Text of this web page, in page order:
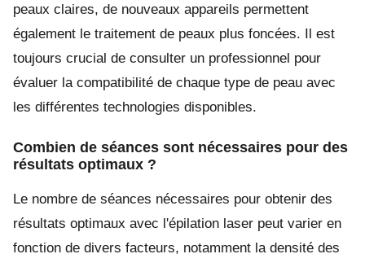
peaux claires, de nouveaux appareils permettent
également le traitement de peaux plus foncées. Il est
toujours crucial de consulter un professionnel pour
évaluer la compatibilité de chaque type de peau avec
les différentes technologies disponibles.
Combien de séances sont nécessaires pour des
résultats optimaux ?
Le nombre de séances nécessaires pour obtenir des
résultats optimaux avec l'épilation laser peut varier en
fonction de divers facteurs, notamment la densité des